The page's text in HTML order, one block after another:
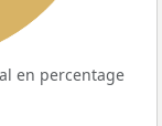
en percentage